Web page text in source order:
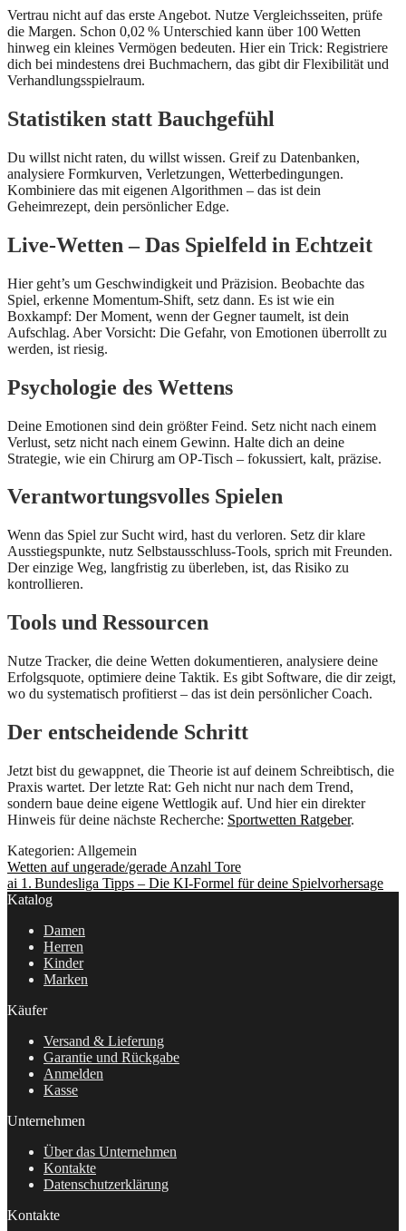
Vertrau nicht auf das erste Angebot. Nutze Vergleichsseiten, prüfe
die Margen. Schon 0,02 % Unterschied kann über 100 Wetten
hinweg ein kleines Vermögen bedeuten. Hier ein Trick: Registriere
dich bei mindestens drei Buchmachern, das gibt dir Flexibilität und
Verhandlungsspielraum.
Statistiken statt Bauchgefühl
Du willst nicht raten, du willst wissen. Greif zu Datenbanken,
analysiere Formkurven, Verletzungen, Wetterbedingungen.
Kombiniere das mit eigenen Algorithmen – das ist dein
Geheimrezept, dein persönlicher Edge.
Live-Wetten – Das Spielfeld in Echtzeit
Hier geht’s um Geschwindigkeit und Präzision. Beobachte das
Spiel, erkenne Momentum-Shift, setz dann. Es ist wie ein
Boxkampf: Der Moment, wenn der Gegner taumelt, ist dein
Aufschlag. Aber Vorsicht: Die Gefahr, von Emotionen überrollt zu
werden, ist riesig.
Psychologie des Wettens
Deine Emotionen sind dein größter Feind. Setz nicht nach einem
Verlust, setz nicht nach einem Gewinn. Halte dich an deine
Strategie, wie ein Chirurg am OP-Tisch – fokussiert, kalt, präzise.
Verantwortungsvolles Spielen
Wenn das Spiel zur Sucht wird, hast du verloren. Setz dir klare
Ausstiegspunkte, nutz Selbstausschluss-Tools, sprich mit Freunden.
Der einzige Weg, langfristig zu überleben, ist, das Risiko zu
kontrollieren.
Tools und Ressourcen
Nutze Tracker, die deine Wetten dokumentieren, analysiere deine
Erfolgsquote, optimiere deine Taktik. Es gibt Software, die dir zeigt,
wo du systematisch profitierst – das ist dein persönlicher Coach.
Der entscheidende Schritt
Jetzt bist du gewappnet, die Theorie ist auf deinem Schreibtisch, die
Praxis wartet. Der letzte Rat: Geh nicht nur nach dem Trend,
sondern baue deine eigene Wettlogik auf. Und hier ein direkter
Hinweis für deine nächste Recherche: Sportwetten Ratgeber.
Kategorien: Allgemein
Beitragsnavigation
Vorheriger
Beitrag:
Wetten auf ungerade/gerade Anzahl Tore
Nächster
Beitrag:
ai 1. Bundesliga Tipps – Die KI-Formel für deine Spielvorhersage
Katalog
Damen
Herren
Kinder
Marken
Käufer
Versand & Lieferung
Garantie und Rückgabe
Anmelden
Kasse
Unternehmen
Über das Unternehmen
Kontakte
Datenschutzerklärung
Kontakte